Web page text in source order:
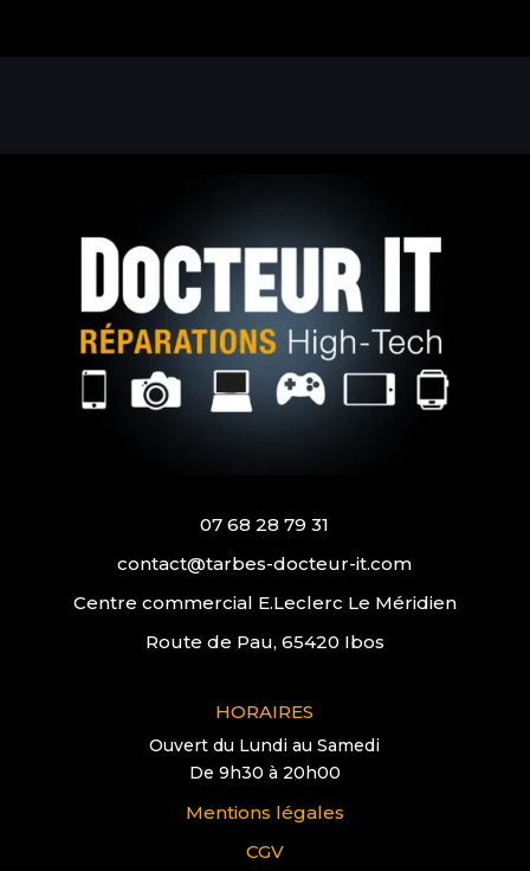
07 68 28 79 31
contact@tarbes-docteur-it.com
Centre commercial E.Leclerc Le Méridien
Route de Pau, 65420 Ibos
HORAIRES
Ouvert du Lundi au Samedi
De 9h30 à 20h00
Mentions légales
CGV